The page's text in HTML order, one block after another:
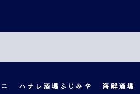
ハナレ酒場ふじみや
海鮮酒